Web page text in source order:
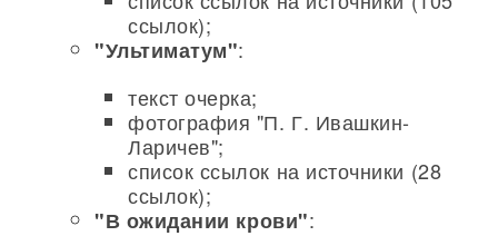
ссылок);
"Ультиматум":
текст очерка;
фотография "П. Г. Ивашкин-
Ларичев";
список ссылок на источники (28
ссылок);
"В ожидании крови":